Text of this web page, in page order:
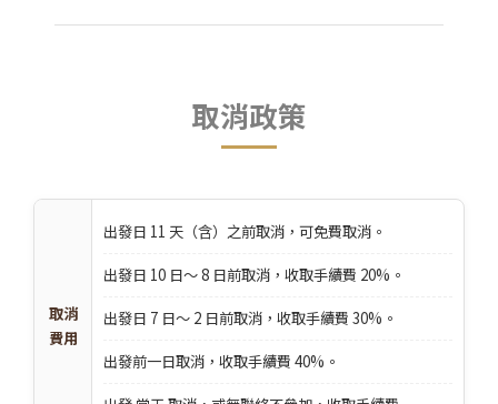
取消政策
取消
費用
出發日 11 天（含）之前取消，可免費取消。
出發日 10 日～ 8 日前取消，收取手續費 20%。
出發日 7 日～ 2 日前取消，收取手續費 30%。
出發前一日取消，收取手續費 40%。